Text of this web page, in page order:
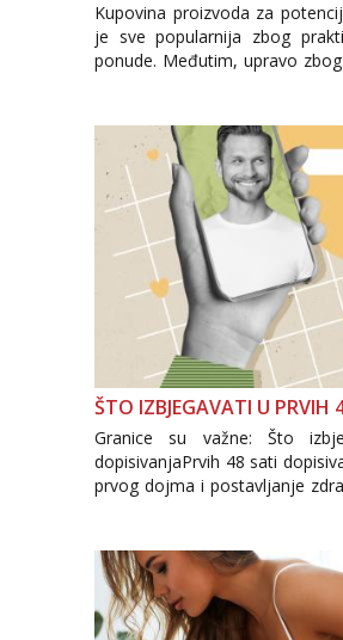
Kupovina proizvoda za
je sve popularnija zbog
ponude. Međutim, upravo
se pojavljuju i brojni
internetske trgovine te
ŠTO IZBJEGAVATI U PRVIH
Granice su važne: Što
dopisivanjaPrvih 48 sati
prvog dojma i postavljanje
Važno je izbjeći prebrzo
informacija, jer nepoznata
povjerenje. Takođe...